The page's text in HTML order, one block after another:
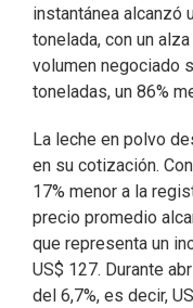
instantánea alcanzó
tonelada, con un
volumen negociado
toneladas, un 86%
La leche en polvo
en su cotización.
17% menor a la
precio promedio
que representa un
US$ 127. Durante
del 6,7%, es decir,